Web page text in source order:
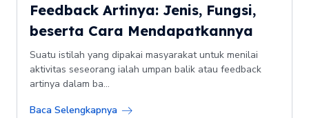
Feedback Artinya: Jenis, Fungsi,
beserta Cara Mendapatkannya
Suatu istilah yang dipakai masyarakat untuk menilai
aktivitas seseorang ialah umpan balik atau feedback
artinya dalam ba...
Baca Selengkapnya